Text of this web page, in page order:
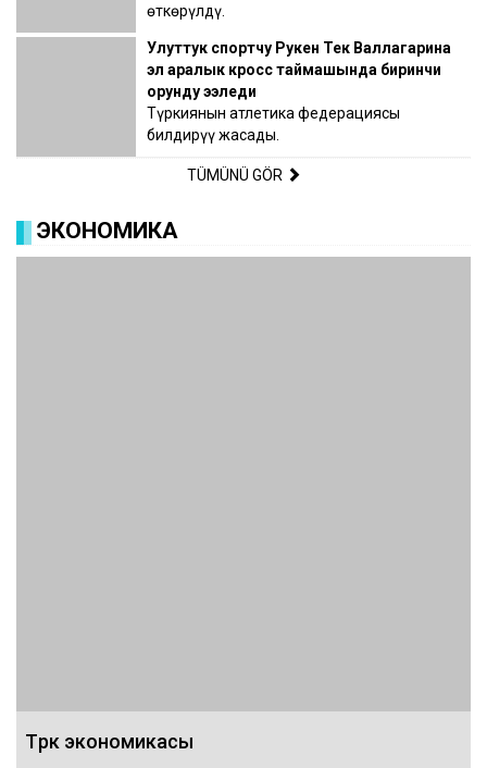
өткөрүлдү.
Улуттук спортчу Рукен Тек Валлагарина
эл аралык кросс таймашында биринчи
орунду ээледи
Түркиянын атлетика федерациясы
билдирүү жасады.
TÜMÜNÜ GÖR
ЭКОНОМИКА
Түрк экономикасы